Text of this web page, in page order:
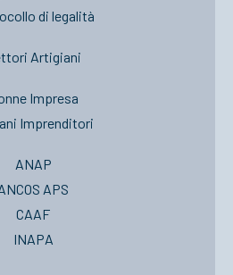
di legalità
Artigiani
Impresa
Imprenditori
ANAP
APS
CAAF
INAPA